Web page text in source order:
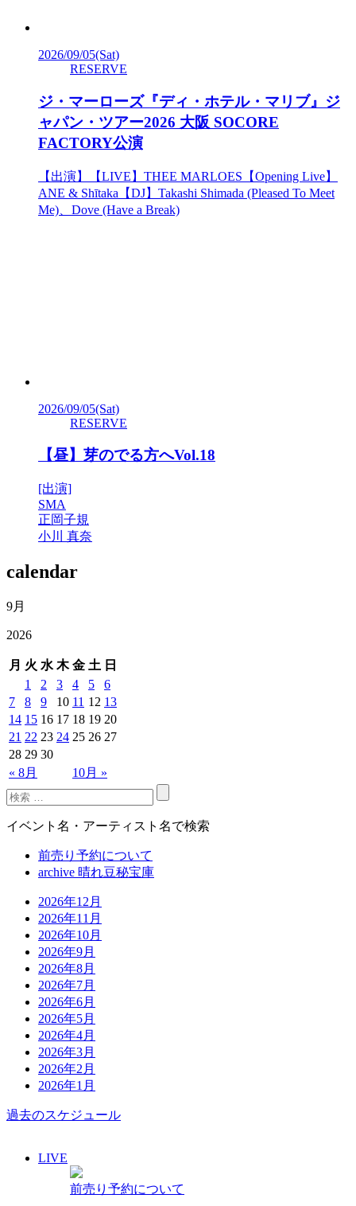
2026/09/05(Sat)
RESERVE
ジ・マーローズ『ディ・ホテル・マリブ』ジ
ャパン・ツアー2026 大阪 SOCORE
FACTORY公演
【出演】【LIVE】THEE MARLOES【Opening Live】
ANE & Shītaka【DJ】Takashi Shimada (Pleased To Meet
Me)、Dove (Have a Break)
2026/09/05(Sat)
RESERVE
【昼】芽のでる方へVol.18
[出演]
SMA
正岡子規
小川 真奈
calendar
9月
2026
月 火 水 木 金 土 日
« 8月 10月 »
1 2 3 4 5
6
7
8 9 10 11 12 13
14 15 16 17 18 19 20
21 22 23 24 25 26 27
28 29 30
イベント名・アーティスト名で検索
前売り予約について
archive 晴れ豆秘宝庫
2026年12月
2026年11月
2026年10月
2026年9月
2026年8月
2026年7月
2026年6月
2026年5月
2026年4月
2026年3月
2026年2月
2026年1月
過去のスケジュール
LIVE
前売り予約について